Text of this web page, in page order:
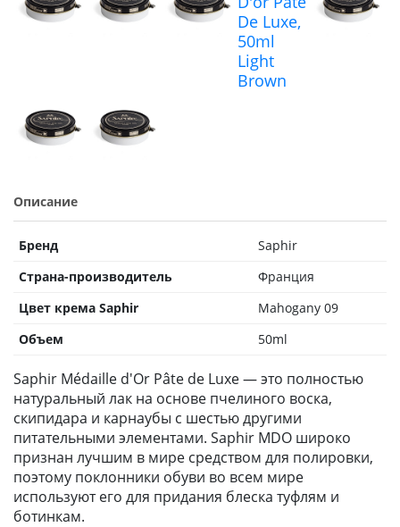
Описание
Бренд
Saphir
Страна-производитель
Франция
Цвет крема Saphir
Mahogany 09
Объем
50ml
Saphir Médaille d'Or Pâte de Luxe — это полностью
натуральный лак на основе пчелиного воска,
скипидара и карнаубы с шестью другими
питательными элементами. Saphir MDO широко
признан лучшим в мире средством для полировки,
поэтому поклонники обуви во всем мире
используют его для придания блеска туфлям и
ботинкам.